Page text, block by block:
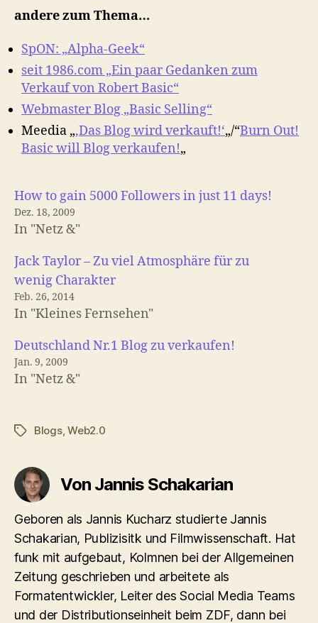
andere zum Thema…
SpON: „Alpha-Geek“
seit 1986.com „Ein paar Gedanken zum
Verkauf von Robert Basic“
Webmaster Blog „Basic Selling“
Meedia „‚Das Blog wird verkauft!‘„/“Burn Out!
Basic will Blog verkaufen!„
How to gain 5000 Followers in just 11 days!
Dez. 18, 2009
In "Netz &"
Jack Taylor – Zu viel Atmosphäre für zu
wenig Charakter
Feb. 26, 2014
In "Kleines Fernsehen"
Deutschland Nr.1 Blog zu verkaufen!
Jan. 9, 2009
In "Netz &"
Schlagwörter
Blogs,Web2.0
Von Jannis Schakarian
Geboren als Jannis Kucharz studierte Jannis
Schakarian, Publizisitk und Filmwissenschaft. Hat
funk mit aufgebaut, Kolmnen bei der Allgemeinen
Zeitung geschrieben und arbeitete als
Formatentwickler, Leiter des Social Media Teams
und der Distributionseinheit beim ZDF, dann bei